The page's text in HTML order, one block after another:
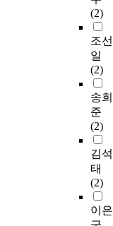
(2)
조선
일
(2)
송희
준
(2)
김석
태
(2)
이은